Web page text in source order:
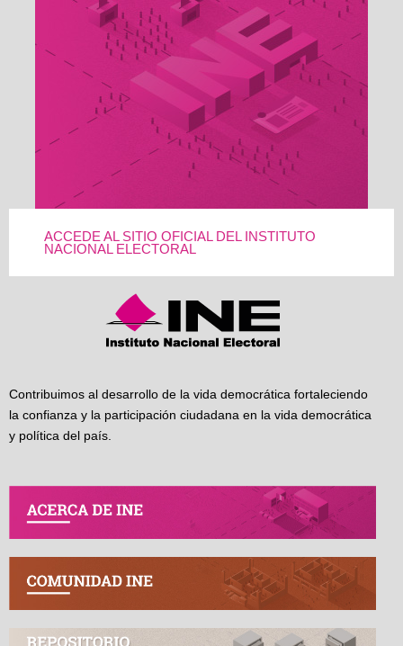
ACCEDE AL SITIO OFICIAL DEL INSTITUTO
NACIONAL ELECTORAL
Contribuimos al desarrollo de la vida democrática fortaleciendo
la confianza y la participación ciudadana en la vida democrática
y política del país.